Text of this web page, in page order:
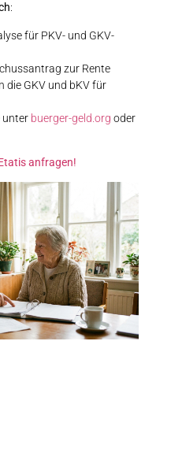
:
für PKV- und GKV-
zur Rente
die GKV und bKV für
unter buerger-geld.org oder
anfragen!